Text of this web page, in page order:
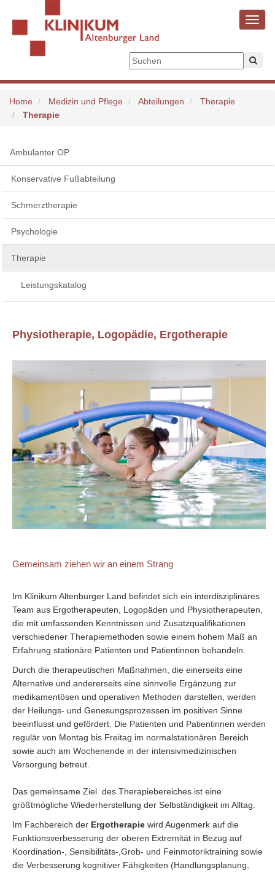
Home Medizin und Pflege Abteilungen
Therapie
Therapie
Ambulanter OP
Konservative Fußabteilung
Schmerztherapie
Psychologie
Therapie
Leistungskatalog
Physiotherapie, Logopädie, Ergotherapie
Gemeinsam ziehen wir an einem Strang
Im Klinikum Altenburger Land befindet sich ein interdisziplinäres
Team aus Ergotherapeuten, Logopäden und Physiotherapeuten,
die mit umfassenden Kenntnissen und Zusatzqualifikationen
verschiedener Therapiemethoden sowie einem hohem Maß an
Erfahrung stationäre Patienten und Patientinnen behandeln.
Durch die therapeutischen Maßnahmen, die einerseits eine
Alternative und andererseits eine sinnvolle Ergänzung zur
medikamentösen und operativen Methoden darstellen, werden
der Heilungs- und Genesungsprozessen im positiven Sinne
beeinflusst und gefördert. Die Patienten und Patientinnen werden
regulär von Montag bis Freitag im normalstationären Bereich
sowie auch am Wochenende in der intensivmedizinischen
Versorgung betreut.
Das gemeinsame Ziel des Therapiebereiches ist eine
größtmögliche Wiederherstellung der Selbständigkeit im Alltag.
Im Fachbereich der Ergotherapie wird Augenmerk auf die
Funktionsverbesserung der oberen Extremität in Bezug auf
Koordination-, Sensibilitäts-,Grob- und Feinmotoriktraining sowie
die Verbesserung kognitiver Fähigkeiten (Handlungsplanung,